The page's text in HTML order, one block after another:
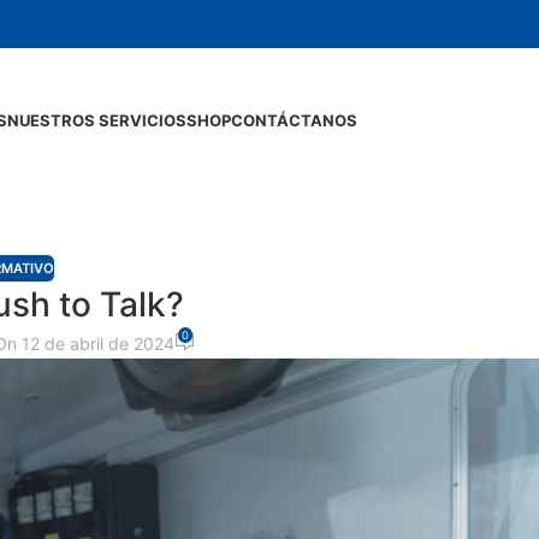
NUESTROS SERVICIOSSHOPCONTÁCTANOS
to Talk?
12 de abril de 2024 0